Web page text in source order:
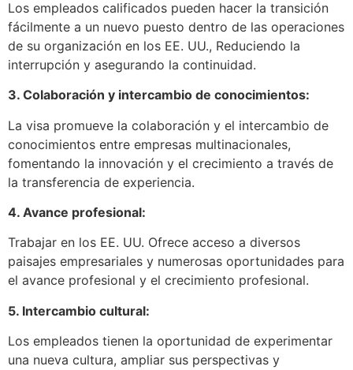
Los empleados calificados pueden hacer la transición
fácilmente a un nuevo puesto dentro de las operaciones
de su organización en los EE. UU., Reduciendo la
interrupción y asegurando la continuidad.
3. Colaboración y intercambio de conocimientos:
La visa promueve la colaboración y el intercambio de
conocimientos entre empresas multinacionales,
fomentando la innovación y el crecimiento a través de
la transferencia de experiencia.
4. Avance profesional:
Trabajar en los EE. UU. Ofrece acceso a diversos
paisajes empresariales y numerosas oportunidades para
el avance profesional y el crecimiento profesional.
5. Intercambio cultural:
Los empleados tienen la oportunidad de experimentar
una nueva cultura, ampliar sus perspectivas y